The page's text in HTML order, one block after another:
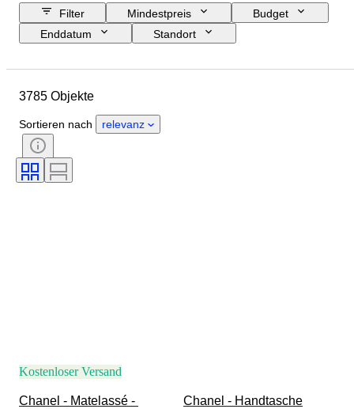
Filter Mindestpreis
Budget
Enddatum
Standort
Herkunftsland
Geschlecht
Zustand
Zertifikat
Farbe
Accessoires enthalten
Epoche
3785 Objekte
Sortieren nach relevanz
Kostenloser Versand
Chanel - Matelassé -
Chanel - Handtasche